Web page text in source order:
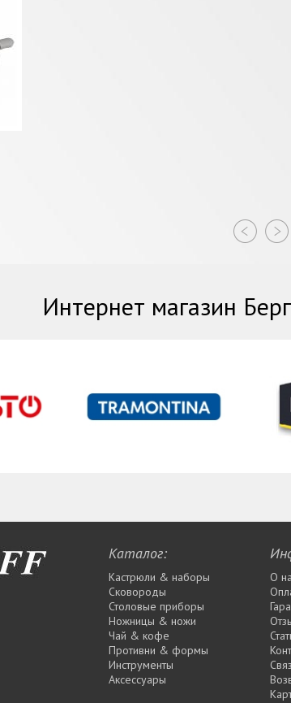
Интернет магазин
Каталог:
Кастрюли & наборы
Сковороды
Столовые приборы
Ножницы & ножи
Чай & кофе
Противни & формы
Инструменты
Аксессуары
О